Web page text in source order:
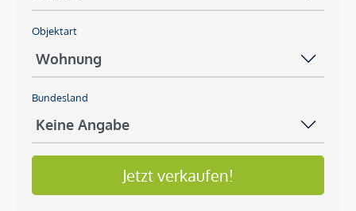
Objektart
Bundesland
Jetzt verkaufen!